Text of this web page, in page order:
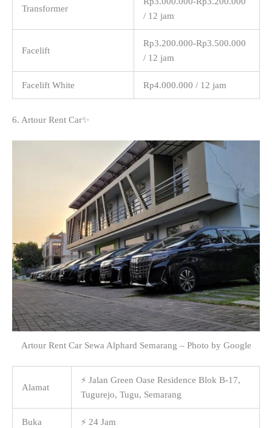
Transformer
/ 12 jam
Facelift
Rp3.200.000-Rp3.500.000
/ 12 jam
Facelift White Rp4.000.000 / 12 jam
6. Artour Rent Car✨
Artour Rent Car Sewa Alphard Semarang – Photo by Google
Alamat
⚡ Jalan Green Oase Residence Blok B-17,
Tugurejo, Tugu, Semarang
Buka ⚡ 24 Jam